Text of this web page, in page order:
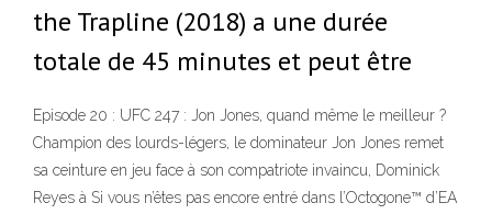
the Trapline (2018) a une durée
totale de 45 minutes et peut être
Episode 20 : UFC 247 : Jon Jones, quand même le meilleur ?
Champion des lourds-légers, le dominateur Jon Jones remet
sa ceinture en jeu face à son compatriote invaincu, Dominick
Reyes à Si vous n’êtes pas encore entré dans l’Octogone™ d’EA